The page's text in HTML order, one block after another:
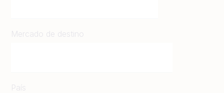
Mercado de destino
País